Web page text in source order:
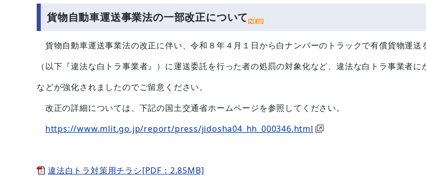
貨物自動車運送事業法の一部改正について
貨物自動車運送事業法の改正に伴い、令和８年４月１日から白ナンバーのトラックで有償貨物運送
（以下『違法な白トラ事業者』）に運送委託を行った者の処罰の対象化など、違法な白トラ事業者に
などが強化されましたのでご留意ください。
改正の詳細については、下記の国土交通省ホームページを参照してください。
https://www.mlit.go.jp/report/press/jidosha04_hh_000346.html
違法白トラ対策用チラシ[PDF：2.85MB]